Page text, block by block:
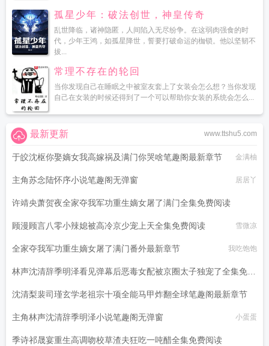
孤星少年：破法创世，神皇传奇
乱世降临，诸神隐匿，人间陷入无尽纷争。在这弱肉强食的时
代，少年王鸿，如孤星降世，誓要打破命运的枷锁。他以坚韧不
拔...
常理不存在的轮回
当你发现自己在睡眠之中被室友套上了女装会怎么想？当你发现
自己在女装的时候还得到了一个可以帮助你女装的系统会怎么...
www.ttshu5.com
最新更新
于皎沈枢你娶嫡女我高嫁祸及满门你哭啥笔趣阁最新章节 金满柚
主角苏念陆怀序小说笔趣阁无弹窗 居居丫
许靖央萧贺夜全家夺我军功重生嫡女屠了满门全集免费阅读
我吃饱饱
顾漫顾言八零小辣媳被高冷京少宠上天全集免费阅读 雪微凉
全家夺我军功重生嫡女屠了满门番外最新章节 我吃饱饱
林声沈清辞季明泽看见弹幕后恶毒女配被京圈太子独宠了全集免费
阅读 小蛋蛋
沈清梨裴司瑾玄学老祖宗十项全能马甲炸翻全球笔趣阁最新章节
南枝灼
主角林声沈清辞季明泽小说笔趣阁无弹窗 小蛋蛋
季诗祁晟宴重生高调吻校草渣夫狂吃一吨醋全集免费阅读